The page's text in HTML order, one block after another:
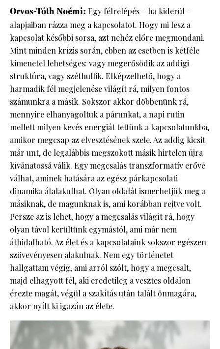
Orvos-Tóth Noémi: Egy félrelépés – ha kiderül –
alapjaiban rázza meg a kapcsolatot. Hogy mi lesz a
kapcsolat későbbi sorsa, azt nehéz előre megmondani.
Mint minden krízis során, ebben az esetben is kétféle
kimenetel lehetséges: vagy megerősödik az addigi
struktúra, vagy széthullik. Elképzelhető, hogy a
harmadik fél megjelenése világít rá, milyen fontos
számunkra a másik. Sokszor akkor döbbenünk rá,
mennyire elhanyagoltuk a párunkat, a napi rutin
mellett milyen kevés energiát tettünk a kapcsolatunkba,
amikor megcsap az elvesztésének szele. Az addig kicsit
már unt, de legalábbis megszokott másik hirtelen újra
kívánatossá válik. Egy megcsalás transzformatív erővé
válhat, aminek hatására az egész párkapcsolati
dinamika átalakulhat. Olyan oldalát ismerhetjük meg a
másiknak, de magunknak is, ami korábban rejtve volt.
Persze az is lehet, hogy a megcsalás világít rá, hogy
olyan távol kerültünk egymástól, ami már nem
áthidalható. Az élet és a kapcsolataink sokszor egészen
szövevényesen alakulnak. Nem egy történetet
hallgattam végig, ami arról szólt, hogy a megcsalt,
majd elhagyott fél, aki eredetileg a vesztes oldalon
érezte magát, végül a szakítás után talált önmagára,
akkor nyílt ki igazán az élete.